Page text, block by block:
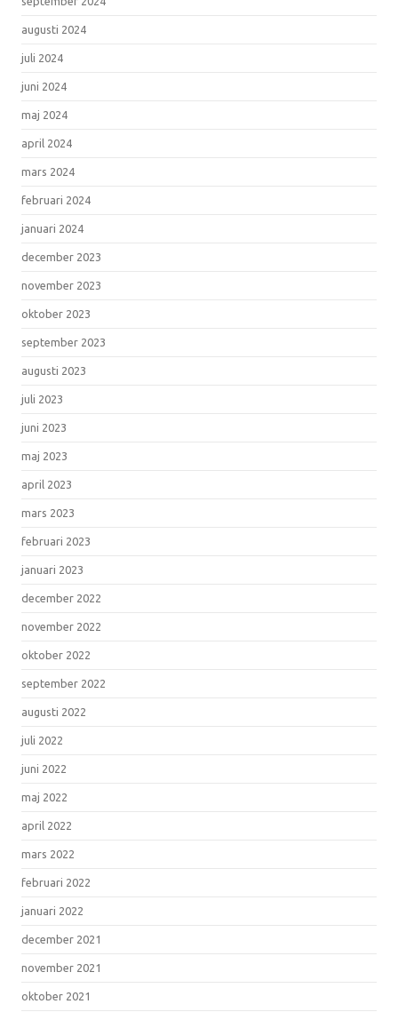
augusti 2024
juli 2024
juni 2024
maj 2024
april 2024
mars 2024
februari 2024
januari 2024
december 2023
november 2023
oktober 2023
september 2023
augusti 2023
juli 2023
juni 2023
maj 2023
april 2023
mars 2023
februari 2023
januari 2023
december 2022
november 2022
oktober 2022
september 2022
augusti 2022
juli 2022
juni 2022
maj 2022
april 2022
mars 2022
februari 2022
januari 2022
december 2021
november 2021
oktober 2021